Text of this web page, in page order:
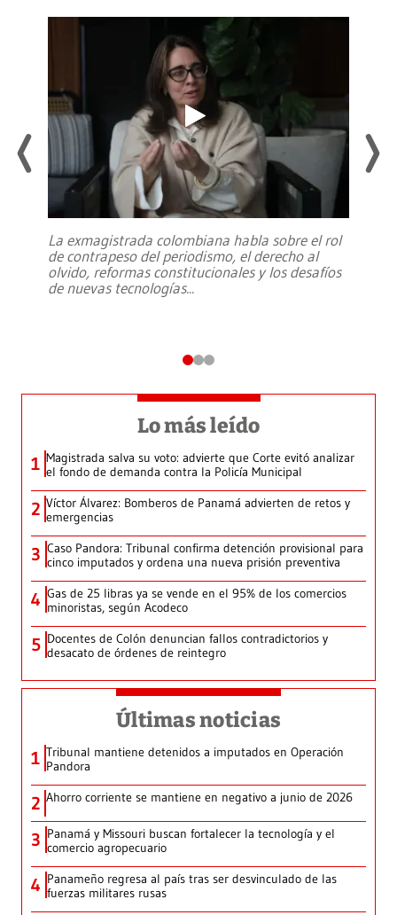
La exmagistrada colombiana habla sobre el rol
de contrapeso del periodismo, el derecho al
olvido, reformas constitucionales y los desafíos
de nuevas tecnologías...
Lo más leído
1 Magistrada salva su voto: advierte que Corte evitó analizar
el fondo de demanda contra la Policía Municipal
2 Víctor Álvarez: Bomberos de Panamá advierten de retos y
emergencias
3 Caso Pandora: Tribunal confirma detención provisional para
cinco imputados y ordena una nueva prisión preventiva
4 Gas de 25 libras ya se vende en el 95% de los comercios
minoristas, según Acodeco
5 Docentes de Colón denuncian fallos contradictorios y
desacato de órdenes de reintegro
Últimas noticias
1 Tribunal mantiene detenidos a imputados en Operación
Pandora
2 Ahorro corriente se mantiene en negativo a junio de 2026
3 Panamá y Missouri buscan fortalecer la tecnología y el
comercio agropecuario
4 Panameño regresa al país tras ser desvinculado de las
fuerzas militares rusas